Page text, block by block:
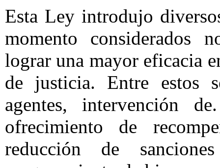
Esta Ley introdujo
momento considerados
lograr una mayor eficacia
de justicia. Entre estos
agentes, intervención
ofrecimiento de
reducción de